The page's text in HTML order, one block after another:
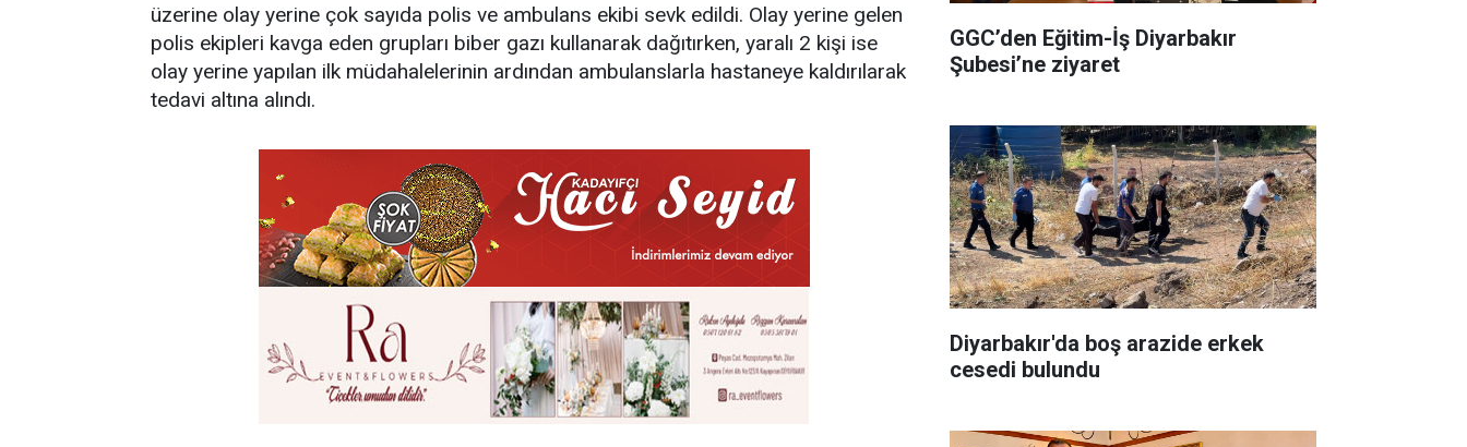
üzerine olay yerine çok sayıda polis ve ambulans ekibi sevk edildi. Olay yerine gelen
polis ekipleri kavga eden grupları biber gazı kullanarak dağıtırken, yaralı 2 kişi ise
olay yerine yapılan ilk müdahalelerinin ardından ambulanslarla hastaneye kaldırılarak
tedavi altına alındı.
GGC’den Eğitim-İş Diyarbakır
Şubesi’ne ziyaret
Diyarbakır'da boş arazide erkek
cesedi bulundu